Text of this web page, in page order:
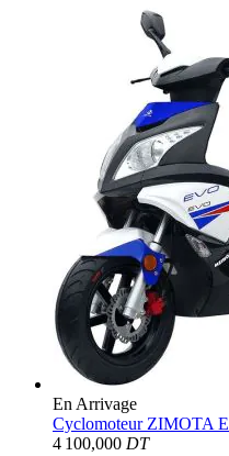
En Arrivage
Cyclomoteur ZIMOTA
4 100,000 DT